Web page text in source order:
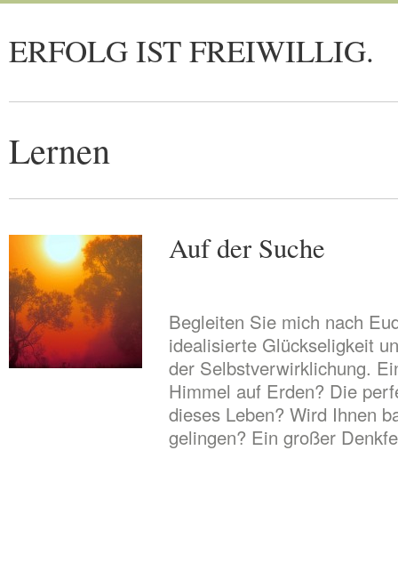
ERFOLG IST FREIWILLIG.
Lernen
Auf der Suche
Begleiten Sie mich nach
idealisierte Glückseligkeit
der Selbstverwirklichung.
Himmel auf Erden? Die
dieses Leben? Wird Ihnen
gelingen? Ein großer